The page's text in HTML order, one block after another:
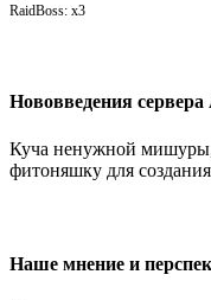
RaidBoss: х3
Нововведения сервера
Куча ненужной мишуры,
фитоняшку для
Наше мнение и